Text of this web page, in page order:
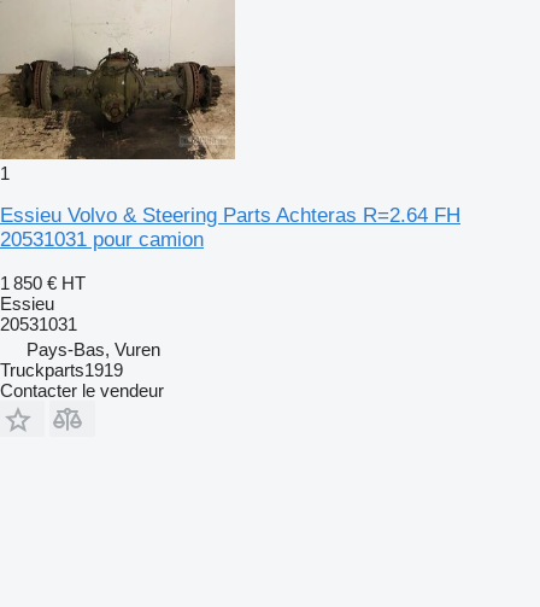
1
Essieu Volvo & Steering Parts Achteras R=2.64 FH
20531031 pour camion
1 850 € HT
Essieu
20531031
Pays-Bas, Vuren
Truckparts1919
Contacter le vendeur